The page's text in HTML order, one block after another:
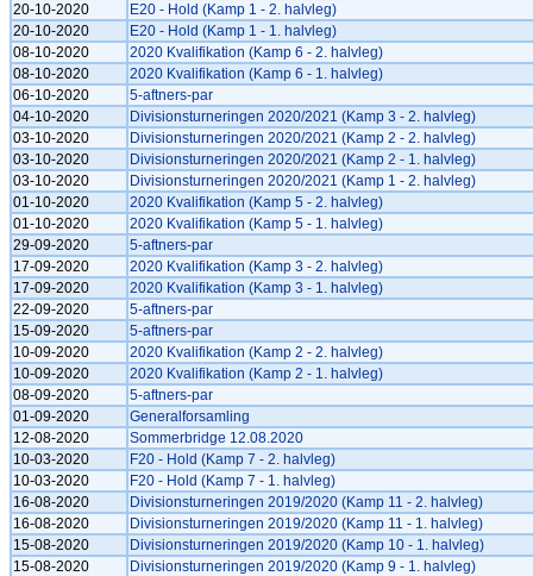
20-10-2020
E20 - Hold (Kamp 1 - 2. halvleg)
20-10-2020
E20 - Hold (Kamp 1 - 1. halvleg)
08-10-2020
2020 Kvalifikation (Kamp 6 - 2. halvleg)
08-10-2020
2020 Kvalifikation (Kamp 6 - 1. halvleg)
06-10-2020
5-aftners-par
04-10-2020
Divisionsturneringen 2020/2021 (Kamp 3 - 2. halvleg)
03-10-2020
Divisionsturneringen 2020/2021 (Kamp 2 - 2. halvleg)
03-10-2020
Divisionsturneringen 2020/2021 (Kamp 2 - 1. halvleg)
03-10-2020
Divisionsturneringen 2020/2021 (Kamp 1 - 2. halvleg)
01-10-2020
2020 Kvalifikation (Kamp 5 - 2. halvleg)
01-10-2020
2020 Kvalifikation (Kamp 5 - 1. halvleg)
29-09-2020
5-aftners-par
17-09-2020
2020 Kvalifikation (Kamp 3 - 2. halvleg)
17-09-2020
2020 Kvalifikation (Kamp 3 - 1. halvleg)
22-09-2020
5-aftners-par
15-09-2020
5-aftners-par
10-09-2020
2020 Kvalifikation (Kamp 2 - 2. halvleg)
10-09-2020
2020 Kvalifikation (Kamp 2 - 1. halvleg)
08-09-2020
5-aftners-par
01-09-2020
Generalforsamling
12-08-2020
Sommerbridge 12.08.2020
10-03-2020
F20 - Hold (Kamp 7 - 2. halvleg)
10-03-2020
F20 - Hold (Kamp 7 - 1. halvleg)
16-08-2020
Divisionsturneringen 2019/2020 (Kamp 11 - 2. halvleg)
16-08-2020
Divisionsturneringen 2019/2020 (Kamp 11 - 1. halvleg)
15-08-2020
Divisionsturneringen 2019/2020 (Kamp 10 - 1. halvleg)
15-08-2020
Divisionsturneringen 2019/2020 (Kamp 9 - 1. halvleg)